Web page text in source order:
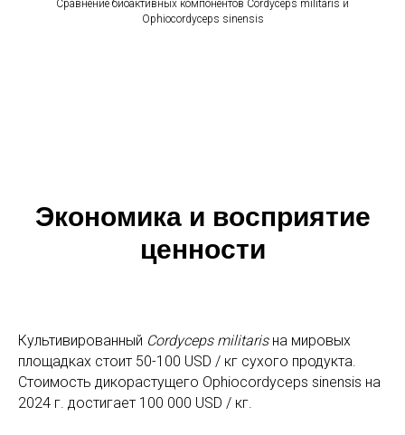
Сравнение биоактивных компонентов Cordyceps militaris и
Ophiocordyceps sinensis
Экономика и восприятие
ценности
Культивированный Cordyceps militarisна мировых
площадках стоит 50-100 USD / кг сухого продукта.
Стоимость дикорастущего Ophiocordyceps sinensis на
2024 г. достигает 100 000 USD / кг.